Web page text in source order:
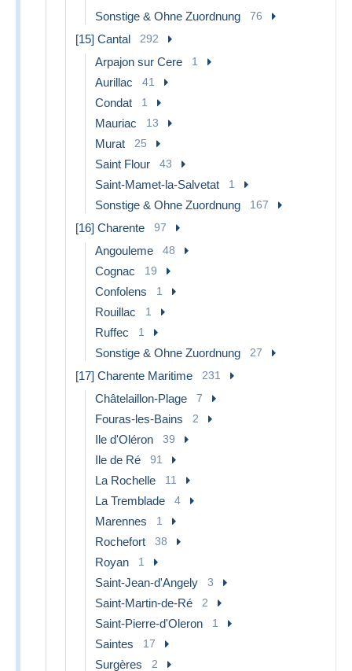
Sonstige & Ohne Zuordnung 76
[15] Cantal 292
Arpajon sur Cere 1
Aurillac 41
Condat 1
Mauriac 13
Murat 25
Saint Flour 43
Saint-Mamet-la-Salvetat 1
Sonstige & Ohne Zuordnung 167
[16] Charente 97
Angouleme 48
Cognac 19
Confolens 1
Rouillac 1
Ruffec 1
Sonstige & Ohne Zuordnung 27
[17] Charente Maritime 231
Châtelaillon-Plage 7
Fouras-les-Bains 2
Ile d'Oléron 39
Ile de Ré 91
La Rochelle 11
La Tremblade 4
Marennes 1
Rochefort 38
Royan 1
Saint-Jean-d'Angely 3
Saint-Martin-de-Ré 2
Saint-Pierre-d'Oleron 1
Saintes 17
Surgères 2